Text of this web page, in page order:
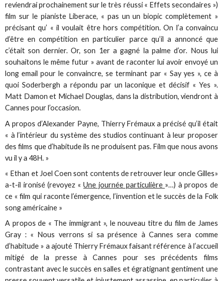
reviendrai prochainement sur le très réussi « Effets secondaires »)
film sur le pianiste Liberace, « pas un un biopic complètement »
précisant qu’ « il voulait être hors compétition. On l’a convaincu
d’être en compétition en particulier parce qu’il a annoncé que
c’était son dernier. Or, son 1er a gagné la palme d’or. Nous lui
souhaitons le même futur » avant de raconter lui avoir envoyé un
long email pour le convaincre, se terminant par « Say yes », ce à
quoi Soderbergh a répondu par un laconique et décisif « Yes ».
Matt Damon et Michael Douglas, dans la distribution, viendront à
Cannes pour l’occasion.
A propos d’Alexander Payne, Thierry Frémaux a précisé qu’il était
« à l’intérieur du système des studios continuant à leur proposer
des films que d’habitude ils ne produisent pas. Film que nous avons
vu il y a 48H. »
« Ethan et Joel Coen sont contents de retrouver leur oncle Gilles»
a-t-il ironisé (revoyez «Une journée particulière »…) à propos de
ce « film qui raconte l’émergence, l’invention et le succès de la Folk
song américaine »
A propos de « The immigrant », le nouveau titre du film de James
Gray : « Nous verrons si sa présence à Cannes sera comme
d’habitude » a ajouté Thierry Frémaux faisant référence à l’accueil
mitigé de la presse à Cannes pour ses précédents films
contrastant avec le succès en salles et égratignant gentiment une